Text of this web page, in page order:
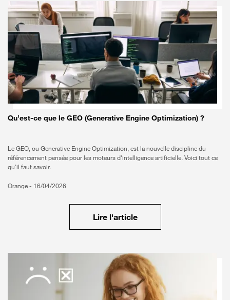
Qu’est-ce que le GEO (Generative Engine Optimization) ?
Le GEO, ou Generative Engine Optimization, est la nouvelle discipline du
référencement pensée pour les moteurs d'intelligence artificielle. Voici tout ce
qu'il faut savoir.
Orange - 16/04/2026
Lire l'article